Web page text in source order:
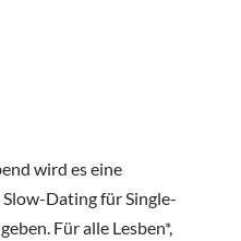
wird es eine
Dating für Single-
Für alle Lesben*,